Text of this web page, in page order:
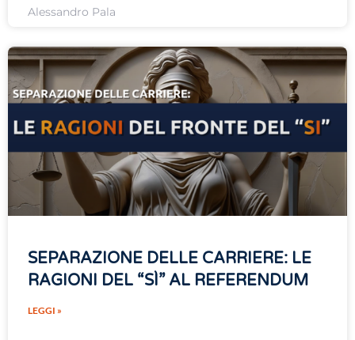
Alessandro Pala
SEPARAZIONE DELLE CARRIERE: LE
RAGIONI DEL “SÌ” AL REFERENDUM
LEGGI »